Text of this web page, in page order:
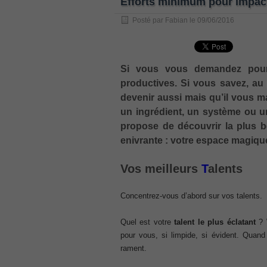
GCFA
, /
300-070
, /
70-980 pdf
, /
070-685
070-243
70-680
PMI-SP
, /
300-375 exam
Posté par Fabian le 09/06/2016
Si vous vous demandez
productives. Si vous savez,
devenir aussi mais qu’il vous
un ingrédient, un système ou
propose de découvrir la plus
enivrante : votre espace
Vos meilleurs Talents
Concentrez-vous d’abord sur vos talents.
Quel est votretalent le plus éclatant?
pour vous, si limpide, si évident.
rament.